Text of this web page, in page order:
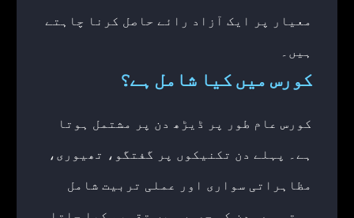
معیار پر ایک آزاد رائے حاصل کرنا چاہتے
ہیں۔
کورس میں کیا شامل ہے؟
کورس عام طور پر ڈیڑھ دن پر مشتمل ہوتا
ہے۔ پہلے دن تکنیکوں پر گفتگو، تھیوری،
مظاہراتی سواری اور عملی تربیت شامل